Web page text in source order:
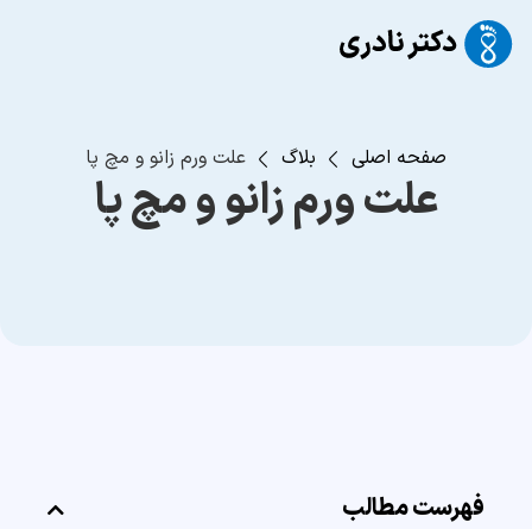
صفحه اصلی بلاگ علت ورم زانو و مچ پا
علت ورم زانو و مچ پا
فهرست مطالب